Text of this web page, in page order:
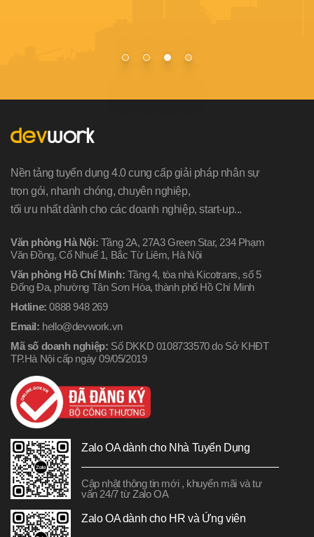
Nền tảng tuyển dụng 4.0 cung cấp giải pháp nhân sự
trọn gói, nhanh chóng, chuyên nghiệp,
tối ưu nhất dành cho các doanh nghiệp, start-up...
Văn phòng Hà Nội: Tầng 2A, 27A3 Green Star, 234 Phạm
Văn Đồng, Cổ Nhuế 1, Bắc Từ Liêm, Hà Nội
Văn phòng Hồ Chí Minh: Tầng 4, tòa nhà Kicotrans, số 5
Đống Đa, phường Tân Sơn Hòa, thành phố Hồ Chí Minh
Hotline: 0888 948 269
Email: hello@devwork.vn
Mã số doanh nghiệp: Số DKKD 0108733570 do Sở KHĐT
TP.Hà Nội cấp ngày 09/05/2019
Zalo OA dành cho Nhà Tuyển Dụng
Cập nhật thông tin mới , khuyến mãi và tư
vấn 24/7 từ Zalo OA
Zalo OA dành cho HR và Ứng viên